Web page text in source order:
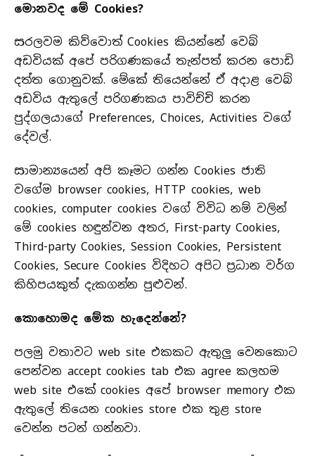
මොනවද මේ Cookies?
සරලවම කිව්වොත් Cookies කියන්නේ වෙබ්
අඩවියක් අපේ පරිගණකයේ තැන්පත් කරන පොඩි
දත්ත ගොනුවක්. මේකේ තියෙන්නේ ඒ අදාළ වෙබ්
අඩවිය ඇතුලේ පරිගණකය පාවිච්චි කරන
පුද්ගලයාගේ Preferences, Choices, Activities වගේ
දේවල්.
සාමාන්‍යයෙන් අපි කෑමට ගන්න Cookies ජාති
වගේම browser cookies, HTTP cookies, web
cookies, computer cookies වගේ විවිධ නම් වලින්
මේ cookies හඳුන්වන අතර, First-party Cookies,
Third-party Cookies, Session Cookies, Persistent
Cookies, Secure Cookies විදිහට අපිට ප්‍රධාන වර්ග
කිහිපයකුත් දැකගන්න පුළුවන්.
කොහොමද මේක හැදෙන්නේ?
පලමු වතාවට web site එකකට ඇතුලු වෙනකොට
පෙන්වන accept cookies tab එක agree කලහම
web site එකේ cookies අපේ browser memory එක
ඇතුලේ තියෙන cookies store එක තුළ store
වෙන්න පටන් ගන්නවා.